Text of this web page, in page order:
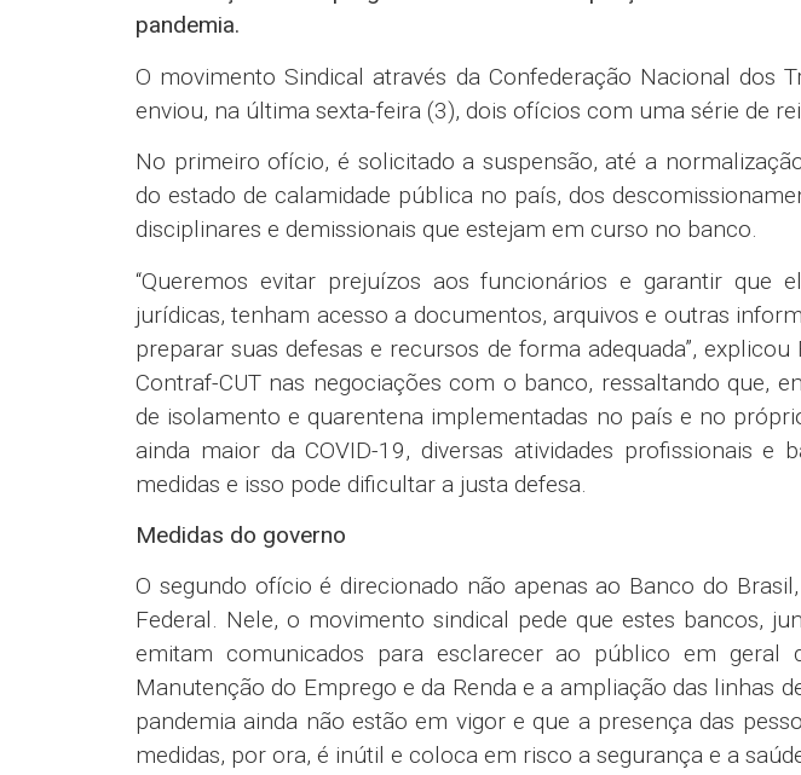
pandemia.
O movimento Sindical através da Confederação Nacional dos
enviou, na última sexta-feira (3), dois ofícios com uma série de
No primeiro ofício, é solicitado a suspensão, até a
do estado de calamidade pública no país, dos
disciplinares e demissionais que estejam em curso no banco.
“Queremos evitar prejuízos aos funcionários e garantir que
jurídicas, tenham acesso a documentos, arquivos e outras
preparar suas defesas e recursos de forma adequada”,
Contraf-CUT nas negociações com o banco, ressaltando que,
de isolamento e quarentena implementadas no país e no
ainda maior da COVID-19, diversas atividades profissionais e
medidas e isso pode dificultar a justa defesa.
Medidas do governo
O segundo ofício é direcionado não apenas ao Banco do
Federal. Nele, o movimento sindical pede que estes bancos,
emitam comunicados para esclarecer ao público em geral
Manutenção do Emprego e da Renda e a ampliação das linhas
pandemia ainda não estão em vigor e que a presença das
medidas, por ora, é inútil e coloca em risco a segurança e a